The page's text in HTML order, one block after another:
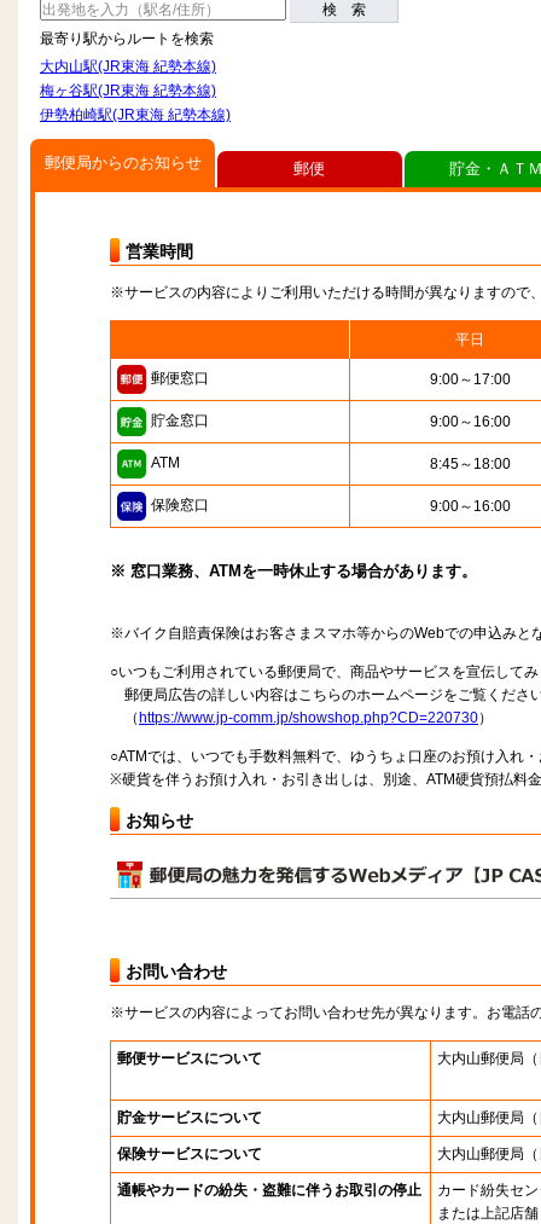
検 索
最寄り駅からルートを検索
大内山駅(JR東海 紀勢本線)
梅ヶ谷駅(JR東海 紀勢本線)
伊勢柏崎駅(JR東海 紀勢本線)
郵便局からのお知らせ
営業時間
※サービスの内容によりご利用いただける時間が異なりますので
平日
郵便窓口 9:00～17:00
貯金窓口 9:00～16:00
ATM 8:45～18:00
保険窓口 9:00～16:00
※ 窓口業務、ATMを一時休止する場合があります。
※バイク自賠責保険はお客さまスマホ等からのWebでの申込みと
○いつもご利用されている郵便局で、商品やサービスを宣伝して
郵便局広告の詳しい内容はこちらのホームページをご覧くださ
（ https://www.jp-comm.jp/showshop.php?CD=220730）
○ATMでは、いつでも手数料無料で、ゆうちょ口座のお預け入れ
※硬貨を伴うお預け入れ・お引き出しは、別途、ATM硬貨預払料
お知らせ
お問い合わせ
※サービスの内容によってお問い合わせ先が異なります。お電話
郵便サービスについて 大内山郵便局
貯金サービスについて 大内山郵便局
保険サービスについて 大内山郵便局
通帳やカードの紛失・盗難に伴うお取引の停止
カード紛失セ
または上記店舗
郵便 貯金・ＡＴ